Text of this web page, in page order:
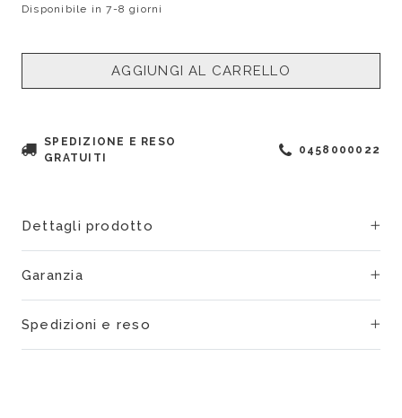
Disponibile in 7-8 giorni
AGGIUNGI AL CARRELLO
SPEDIZIONE E RESO
GRATUITI
0458000022
Dettagli prodotto
Garanzia
Spedizioni e reso